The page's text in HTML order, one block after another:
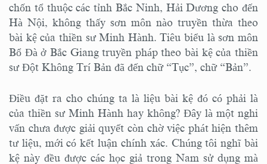
chốn tổ thuộc các tỉnh Bắc Ninh, Hải Dương cho đến
Hà Nội, không thấy sơn môn nào truyền thừa theo
bài kệ của thiền sư Minh Hành. Tiêu biểu là sơn môn
Bổ Đà ở Bắc Giang truyền pháp theo bài kệ của thiền
sư Đột Không Trí Bản đã đến chữ “Tục”, chữ “Bản”.
Điều đặt ra cho chúng ta là liệu bài kệ đó có phải là
của thiền sư Minh Hành hay không? Đây là một nghi
vấn chưa được giải quyết còn chờ việc phát hiện thêm
tư liệu, mới có kết luận chính xác. Chúng tôi nghĩ bài
kệ này đều được các học giả trong Nam sử dụng mà